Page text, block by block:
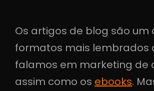
Os artigos de blog são um
formatos mais lembrados
falamos em marketing de
assim como os ebooks.